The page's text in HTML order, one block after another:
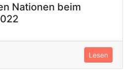
Nationen beim
Lesen